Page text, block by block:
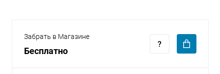
Забрать в Магазине
Бесплатно раз в 2 недели